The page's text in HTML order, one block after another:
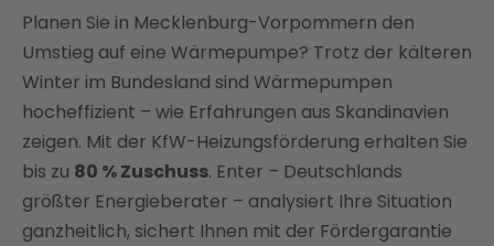
Bis zu 80 % Zuschuss sichern: Staatliche Förderung
für Wärmepumpen in Mecklenburg-Vorpommern
Regionale Förderprogramme in Mecklenburg-
Vorpommern
Kosten einer Wärmepumpe in Mecklenburg-
Vorpommern
Durchschnittlich 3.360 € jährliche Einsparung mit
Enter: Installation in Mecklenburg-Vorpommern
Planen Sie in Mecklenburg-Vorpommern den
Umstieg auf eine Wärmepumpe? Trotz der kälteren
Winter im Bundesland sind Wärmepumpen
hocheffizient – wie Erfahrungen aus Skandinavien
zeigen. Mit der KfW-Heizungsförderung erhalten Sie
bis zu 80 % Zuschuss. Enter – Deutschlands
größter Energieberater – analysiert Ihre Situation
ganzheitlich, sichert Ihnen mit der Fördergarantie